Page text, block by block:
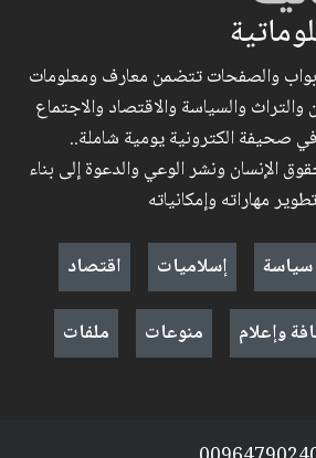
والصفحات تتضمن معارف ومعلومات
والتراث والسياسة والاقتصاد والاجتماع
صحيفة الكترونية يومية شاملة..
الإنسان ونشر الوعي والدعوة إلى بناء
مهاراته وإمكانياته
سياسة إسلاميات
اقتصاد
وإعلام منوعات ملفات